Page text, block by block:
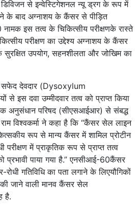
से इन्वेस्टिगेशनल न्यू ड्रग के रूप में
के बाद अग्नाशय के कैंसर से पीड़ित
इस तत्व के चिकित्सीय परीक्षणके रास्ते
परीक्षण का उद्देश्य अग्नाशय के कैंसर
सुरक्षित उपयोग, सहनशीलता और जोखिम का
सफेद देवदार (Dysoxylum
इस दवा उम्मीदवार तत्व को प्राप्त किया
अनुसंधान परिषद (सीएसआईआर) से संबद्ध
विश्वकर्मा ने कहा है कि “कैंसर सेल लाइन
रूप से मान्य कैंसर में शामिल प्रोटीन
में प्राकृतिक रूप से प्राप्त तत्व
प्रभावी पाया गया है.” एनसीआई-60कैंसर
गतिविधि का पता लगाने के लिएयौगिकों
जाने वाली मानव कैंसर सेल
है.